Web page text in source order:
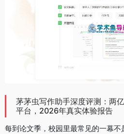
茅茅虫写作助手深度评测：两
平台，2026年真实体验报告
每到论文季，校园里最常见的一幕